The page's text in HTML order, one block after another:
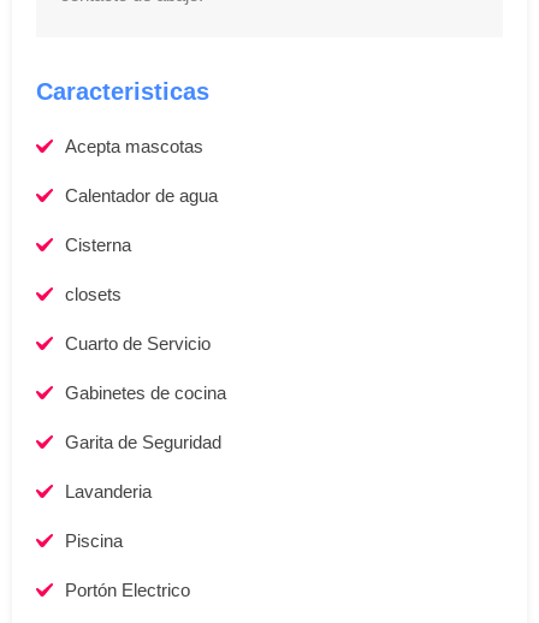
Caracteristicas
Acepta mascotas
Calentador de agua
Cisterna
closets
Cuarto de Servicio
Gabinetes de cocina
Garita de Seguridad
Lavanderia
Piscina
Portón Electrico